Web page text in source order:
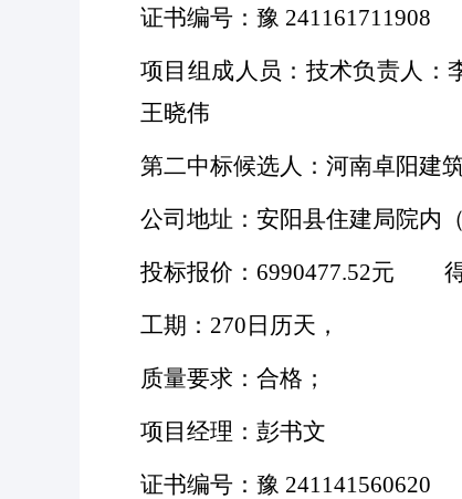
证书编号：豫 241161711908
项目组成人员：技术负责人：
王晓伟
第二中标候选人：河南卓阳建
公司地址：安阳县住建局院内
投标报价： 6990477.52元 得
工期： 270日历天，
质量要求：合格；
项目经理：彭书文
证书编号：豫 241141560620